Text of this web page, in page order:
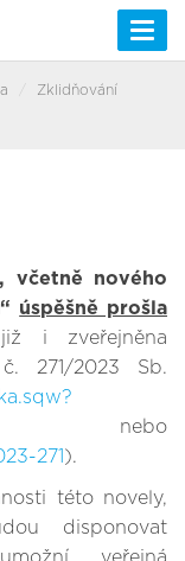
Zklidňování
včetně nového
úspěšně prošla
i zveřejněna
271/2023 Sb.
271 ).
této novely,
disponovat